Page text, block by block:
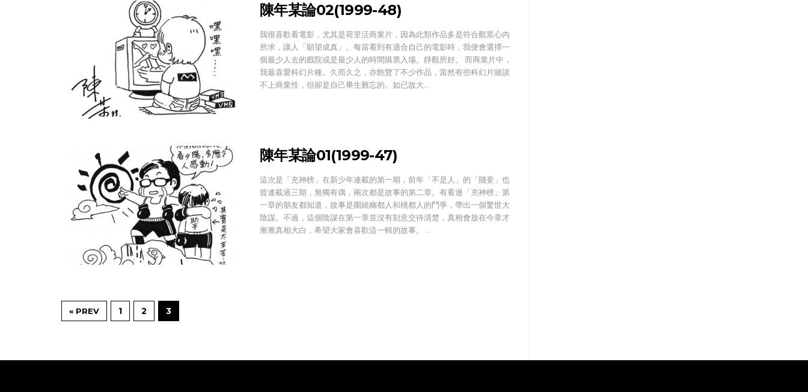
陳年某論02(1999-48)
我很喜歡看電影，尤其是荷里活商業片，因為此類作品多是符合觀眾心內
所求，讓人「願望成真」。每當看到有適合自己的電影時，我便會選擇一
個最少人去的戲院或是最少人的時間購票入場。靜觀所好。 而商業片中，
我最喜愛科幻片種。久而久之，亦飽覽了不少作品，當然有些科幻片雖談
不上商業性，但卻是自己畢生難忘的。如已故大…
陳年某論01(1999-47)
這次是「充神榜」在新少年連載的第一期，前年「不是人」的「賤妾」也
曾連載過三期，無獨有偶，兩次都是故事的第二章。有看過「充神榜」第
一章的朋友都知道，故事是圍繞幽都人和桃都人的鬥爭，帶出一個驚世大
陰謀。不過，這個陰謀在第一章並沒有刻意交待清楚，真相會放在今章才
漸漸真相大白，希望大家會喜歡這一輯的故事。 …
« PREV 1 2 3